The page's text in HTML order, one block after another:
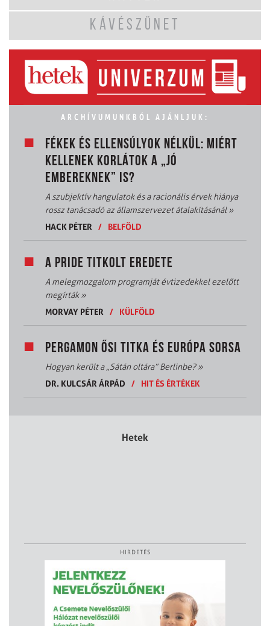
KÁVÉSZÜNET
ARCHÍVUMUNKBÓL AJÁNLJUK:
FÉKEK ÉS ELLENSÚLYOK NÉLKÜL: MIÉRT
KELLENEK KORLÁTOK A „JÓ
EMBEREKNEK” IS?
A szubjektív hangulatok és a racionális érvek hiánya
rossz tanácsadó az államszervezet átalakításánál»
HACK PÉTER
/ BELFÖLD
A PRIDE TITKOLT EREDETE
A melegmozgalom programját évtizedekkel ezelőtt
megírták»
MORVAY PÉTER
/ KÜLFÖLD
PERGAMON ŐSI TITKA ÉS EURÓPA SORSA
Hogyan került a „Sátán oltára” Berlinbe?»
DR. KULCSÁR ÁRPÁD
/ HIT ÉS ÉRTÉKEK
Hetek
HIRDETÉS